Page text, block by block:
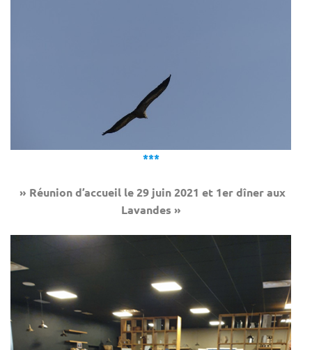
***
» Réunion d’accueil le 29 juin 2021 et 1er dîner aux
Lavandes »